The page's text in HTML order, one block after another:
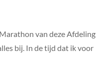
van deze Afdeling
bij. In de tijd dat ik voor